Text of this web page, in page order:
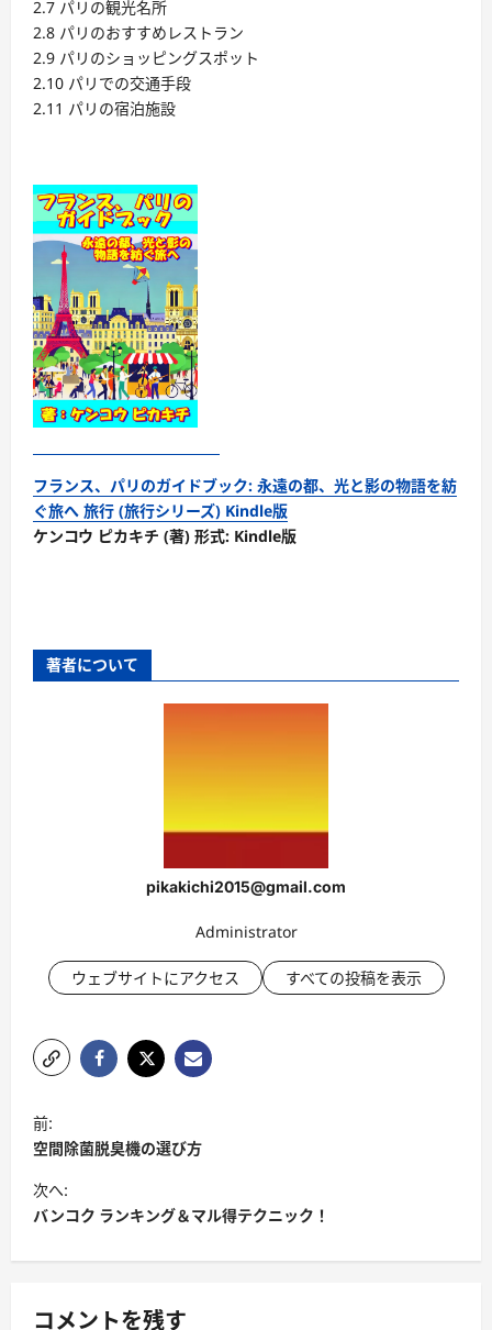
2.7 パリの観光名所
2.8 パリのおすすめレストラン
2.9 パリのショッピングスポット
2.10 パリでの交通手段
2.11 パリの宿泊施設
フランス、パリのガイドブック: 永遠の都、光と影の物語を紡
ぐ旅へ 旅行 (旅行シリーズ) Kindle版
ケンコウ ピカキチ (著) 形式: Kindle版
著者について
pikakichi2015@gmail.com
Administrator
ウェブサイトにアクセス すべての投稿を表示
投
稿
ナ
ビ
シ
前:
空間除菌脱臭機の選び方
次へ:
バンコク ランキング＆マル得テクニック！
コメントを残す